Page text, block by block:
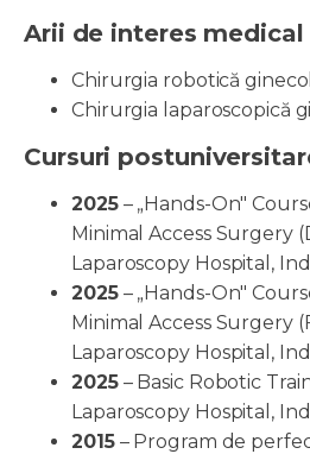
Arii de interes medical
Chirurgia robotică
Chirurgia laparoscopică
Cursuri
2025– „Hands-On"
Minimal Access Surgery
Laparoscopy Hospital,
2025– „Hands-On"
Minimal Access Surgery
Laparoscopy Hospital,
2025– Basic Robotic
Laparoscopy Hospital,
2015– Program de